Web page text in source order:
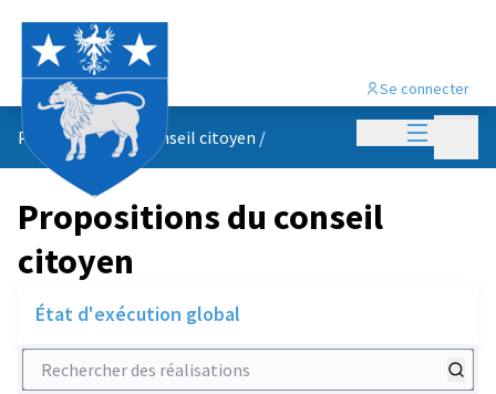
Menu
Se connecter
Propositions du conseil citoyen /
Propositions du conseil
citoyen
État d'exécution global
Rechercher des réalisations